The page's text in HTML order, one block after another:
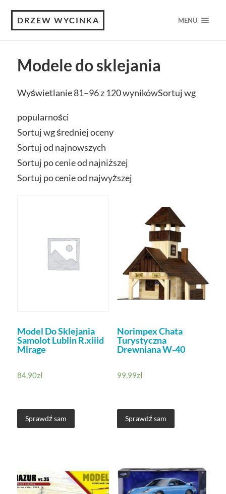
DRZEW WYCINKA MENU
Modele do sklejania
Wyświetlanie 81–96 z 120 wynikówSortuj wg
popularności
Sortuj wg średniej oceny
Sortuj od najnowszych
Sortuj po cenie od najniższej
Sortuj po cenie od najwyższej
Model Do Sklejania
Samolot Lublin R.xiiid
Mirage
84,90zł
Sprawdź sam
Norimpex Chata
Turystyczna
Drewniana W-40
99,99zł
Sprawdź sam